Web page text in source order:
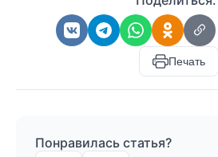
Печать
Понравилась статья?